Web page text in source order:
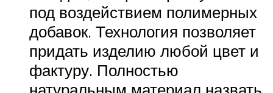
под воздействием полимерных
добавок. Технология позволяет
придать изделию любой цвет и
фактуру. Полностью